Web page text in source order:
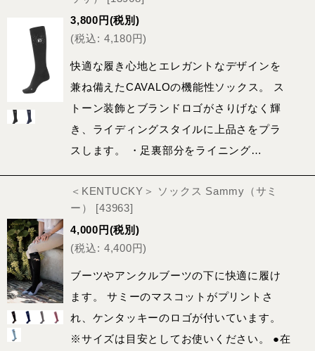
3,800 円(税別)
(税込: 4,180円)
快適な履き心地とエレガントなデザインを
兼ね備えたCAVALOの機能性ソックス。 ス
トーン装飾とブランドロゴがさりげなく輝
き、ライディングスタイルに上品さをプラ
スします。 ・足裏部分をライニング…
＜KENTUCKY＞ ソックス Sammy（サミ
ー）
[43963]
4,000 円(税別)
(税込: 4,400円)
ブーツやアンクルブーツの下に快適に履け
ます。 サミーのマスコットがプリントさ
れ、ケンタッキーのロゴが付いています。
※サイズは目安としてお使いください。 ●在